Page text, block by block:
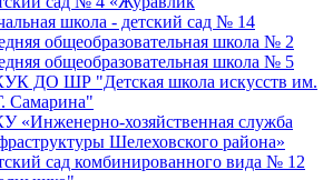
школа - детский сад № 14
общеобразовательная школа № 2
общеобразовательная школа № 5
ДО ШР "Детская школа искусств им.
Самарина"
«Инженерно-хозяйственная служба
Шелеховского района»
сад комбинированного вида № 12